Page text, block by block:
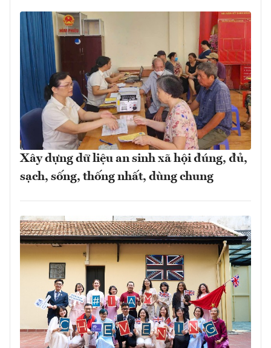
Xây dựng dữ liệu an sinh xã hội đúng, đủ,
sạch, sống, thống nhất, dùng chung